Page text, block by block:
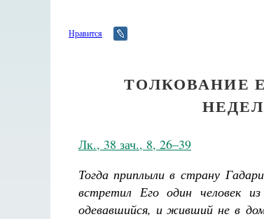
Нравится
ТОЛКОВАНИЕ
Лк., 38 зач., 8, 26–39
Тогда приплыли в страну
встретил Его один человек
одевавшийся, и живший не в